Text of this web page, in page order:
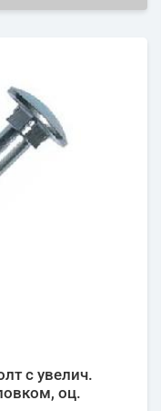
с увелич.
оц.